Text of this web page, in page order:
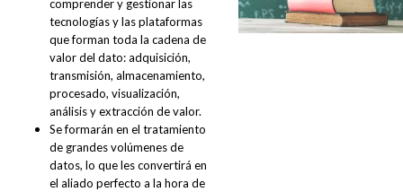
comprender y gestionar las
tecnologías y las plataformas
que forman toda la cadena de
valor del dato: adquisición,
transmisión, almacenamiento,
procesado, visualización,
análisis y extracción de valor.
Se formarán en el tratamiento
de grandes volúmenes de
datos, lo que les convertirá en
el aliado perfecto a la hora de